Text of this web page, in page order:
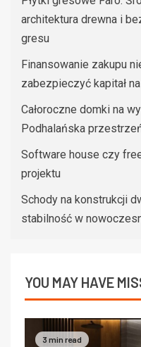
architektura drewna i
gresu
Finansowanie zakupu
zabezpieczyć kapitał
Całoroczne domki na
Podhalańska
Software house czy
projektu
Schody na konstrukcji
stabilność w
YOU MAY HAVE
3 min read